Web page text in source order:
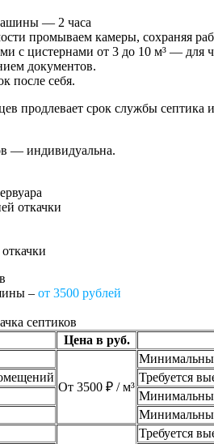
— 2 часа
промываем камеры, сохраняя
с цистернами от 3 до 10 м³ — для
документов.
после себя.
продлевает срок службы септика
— индивидуальна.
откачки
– от 3500 рублей
септиков
Цена в руб.
От 3500 ₽ / м³
Требуется
Требуется